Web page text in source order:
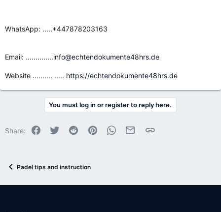
WhatsApp: .....+447878203163
Email: ..............info@echtendokumente48hrs.de
Website .......... ..... https://echtendokumente48hrs.de
You must log in or register to reply here.
Share: Facebook
Twitter Reddit PinterestWhatsApp
Email Link
Padel tips and instruction